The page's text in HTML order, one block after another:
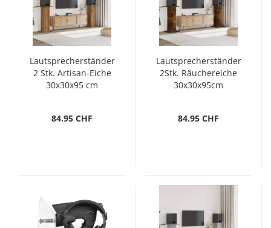
Lautsprecherständer
2 Stk. Artisan-Eiche
30x30x95 cm
84.95 CHF
Lautsprecherständer
2Stk. Räuchereiche
30x30x95cm
84.95 CHF